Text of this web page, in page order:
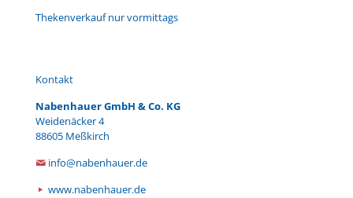
Thekenverkauf nur vormittags
Kontakt
Nabenhauer GmbH & Co. KG
Weidenäcker 4
88605 Meßkirch
info@nabenhauer.de
www.nabenhauer.de